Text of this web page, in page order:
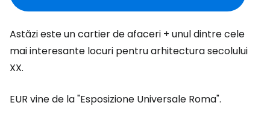
Astăzi este un cartier de afaceri + unul dintre cele
mai interesante locuri pentru arhitectura secolului
XX.
EUR vine de la "Esposizione Universale Roma".